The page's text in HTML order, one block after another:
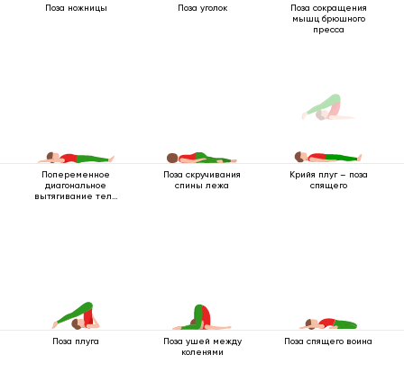
Поза ножницы Поза уголок
Поза сокращения
мышц брюшного
пресса
Попеременное
диагональное
вытягивание тела
Поза скручивания
спины лежа
Крийя плуг – поза
спящего
Поза плуга
Поза ушей между
коленями
Поза спящего воина